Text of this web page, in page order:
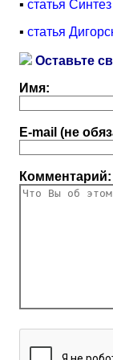
▪ статья
▪ статья
Оставьте
Имя:
E-mail (не
Комментарий: